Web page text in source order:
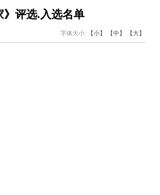
》评选.入选名单
字体大小: 【小】 【中】 【大】